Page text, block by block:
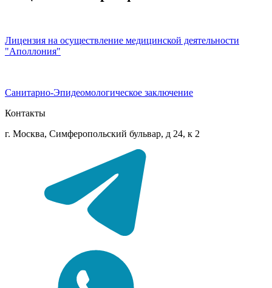
Лицензия на осуществление медицинской деятельности
"Аполлония"
Санитарно-Эпидеомологическое заключение
Контакты
г. Москва, Симферопольский бульвар, д 24, к 2